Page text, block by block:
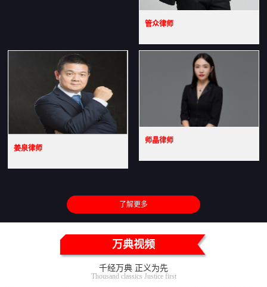
管众律师
姜泉律师
师晶律师
了解更多
万典视频
千经万典 正义为先
Thousand classics Justice first